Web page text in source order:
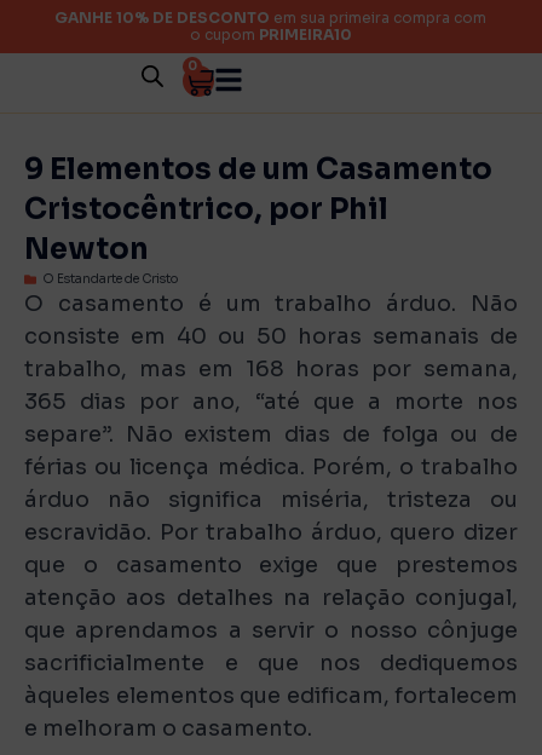
GANHE 10% DE DESCONTO em sua primeira compra com
o cupom PRIMEIRA10
0
9 Elementos de um Casamento
Cristocêntrico, por Phil
Newton
O Estandarte de Cristo
O casamento é um trabalho árduo. Não
consiste em 40 ou 50 horas semanais de
trabalho, mas em 168 horas por semana,
365 dias por ano, “até que a morte nos
separe”. Não existem dias de folga ou de
férias ou licença médica. Porém, o trabalho
árduo não significa miséria, tristeza ou
escravidão. Por trabalho árduo, quero dizer
que o casamento exige que prestemos
atenção aos detalhes na relação conjugal,
que aprendamos a servir o nosso cônjuge
sacrificialmente e que nos dediquemos
àqueles elementos que edificam, fortalecem
e melhoram o casamento.